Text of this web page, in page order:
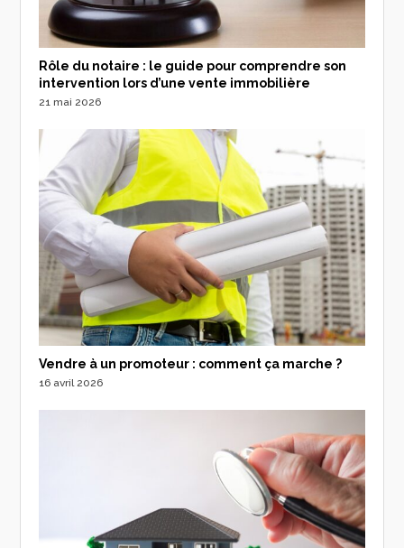
Rôle du notaire : le guide pour comprendre son
intervention lors d’une vente immobilière
21 mai 2026
Vendre à un promoteur : comment ça marche ?
16 avril 2026